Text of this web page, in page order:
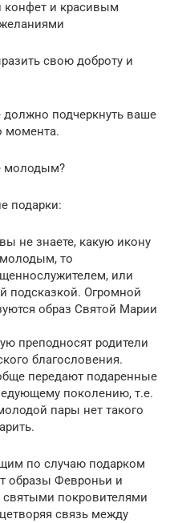
конфет и красивым
свою доброту и
должно подчеркнуть ваше
момента.
молодым?
подарки:
не знаете, какую икону
то
или
подсказкой. Огромной
образ Святой Марии
преподносят родители
благословения.
передают подаренные
поколению, т.е.
пары нет такого
по случаю подарком
образы Февроньи и
святыми покровителями
связь между